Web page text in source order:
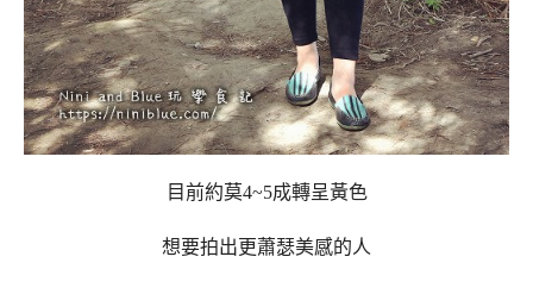
目前約莫4~5成轉呈黃色
想要拍出更蕭瑟美感的人